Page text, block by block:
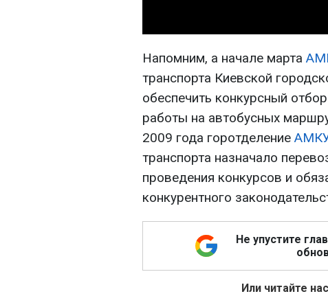
Напомним, а начале марта
транспорта Киевской
обеспечить конкурсный
работы на автобусных
2009 года горотделение
транспорта назначало
проведения конкурсов и
конкурентного
Не упустите
Или читайте